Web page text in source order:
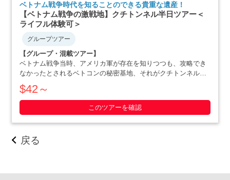
ベトナム戦争時代を知ることのできる貴重な遺産！
【ベトナム戦争の激戦地】クチトンネル半日ツアー＜
ライフル体験可＞
グループツアー
【グループ・混載ツアー】
ベトナム戦争当時、アメリカ軍が存在を知りつつも、攻略でき
なかったとされるベトコンの秘密基地、それがクチトンネルで
す。小柄な体格を活かした戦略で、アメリカ軍を撃退にまで追
いやったベトナム人の作戦の数々や彼らの暮らしぶりを追体験
できます。ホーチミン滞在最終日や、午後か・・・・・
$42～
このツアーを確認
戻る